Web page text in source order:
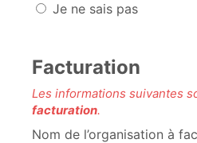
Je ne sais pas
Facturation
Les informations suivantes
facturation.
Nom de l’organisation à